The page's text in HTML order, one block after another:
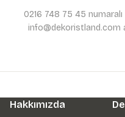
0216 748 75 45
info@dekoristland.com
Hakkımızda